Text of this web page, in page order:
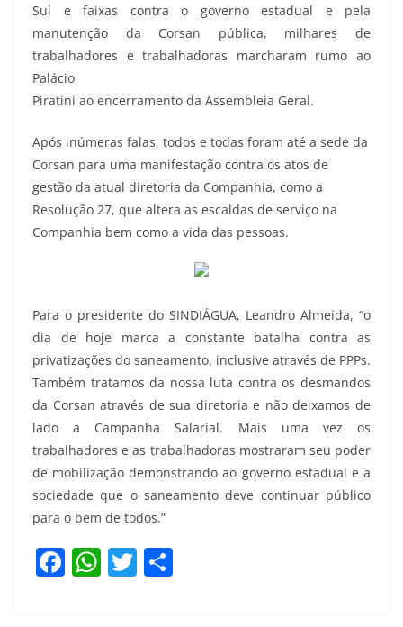
Sul e faixas contra o governo estadual e pela
manutenção da Corsan pública, milhares de
trabalhadores e trabalhadoras marcharam rumo ao
Palácio
Piratini ao encerramento da Assembleia Geral.
Após inúmeras falas, todos e todas foram até a sede da
Corsan para uma manifestação contra os atos de
gestão da atual diretoria da Companhia, como a
Resolução 27, que altera as escaldas de serviço na
Companhia bem como a vida das pessoas.
Para o presidente do SINDIÁGUA, Leandro Almeida, “o
dia de hoje marca a constante batalha contra as
privatizações do saneamento, inclusive através de PPPs.
Também tratamos da nossa luta contra os desmandos
da Corsan através de sua diretoria e não deixamos de
lado a Campanha Salarial. Mais uma vez os
trabalhadores e as trabalhadoras mostraram seu poder
de mobilização demonstrando ao governo estadual e a
sociedade que o saneamento deve continuar público
para o bem de todos.”
F W T